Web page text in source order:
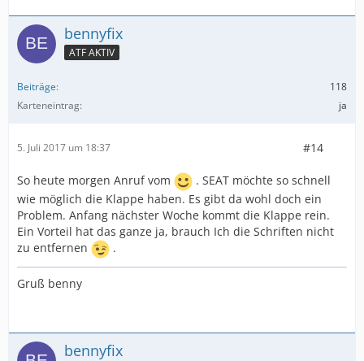
bennyfix
ATF AKTIV
Beiträge
118
Karteneintrag
ja
5. Juli 2017 um 18:37 #14
So heute morgen Anruf vom
. SEAT möchte so schnell
wie möglich die Klappe haben. Es gibt da wohl doch ein
Problem. Anfang nächster Woche kommt die Klappe rein.
Ein Vorteil hat das ganze ja, brauch Ich die Schriften nicht
zu entfernen
.
Gruß benny
bennyfix